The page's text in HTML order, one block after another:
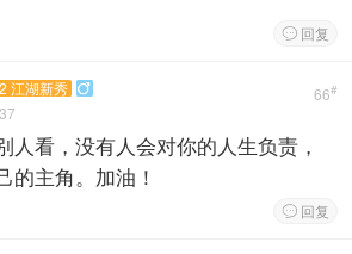
 回复
66#
江湖新秀 
人看，没有人会对你的人生负责，
的主角。加油！
 回复